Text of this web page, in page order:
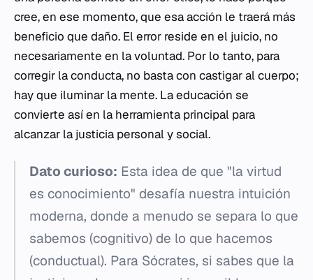
cree, en ese momento, que esa acción le traerá más
beneficio que daño. El error reside en el juicio, no
necesariamente en la voluntad. Por lo tanto, para
corregir la conducta, no basta con castigar al cuerpo;
hay que iluminar la mente. La educación se
convierte así en la herramienta principal para
alcanzar la justicia personal y social.
Dato curioso: Esta idea de que "la virtud
es conocimiento" desafía nuestra intuición
moderna, donde a menudo se separa lo que
sabemos (cognitivo) de lo que hacemos
(conductual). Para Sócrates, si sabes que la